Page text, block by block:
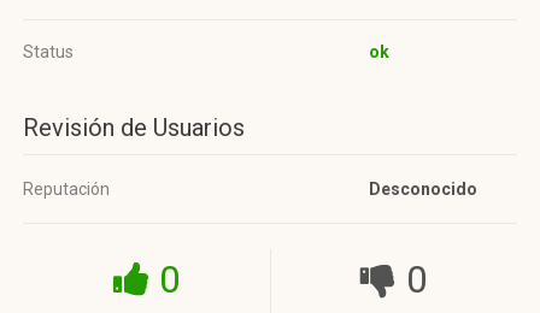
Status ok
Revisión de Usuarios
Reputación Desconocido
0 0